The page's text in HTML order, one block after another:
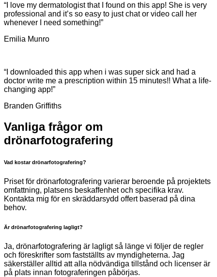
“I love my dermatologist that I found on this app! She is very
professional and it’s so easy to just chat or video call her
whenever I need something!”
Emilia Munro
“I downloaded this app when i was super sick and had a
doctor write me a prescription within 15 minutes!! What a life-
changing app!”
Branden Griffiths
Vanliga frågor om
drönarfotografering
Vad kostar drönarfotografering?
Priset för drönarfotografering varierar beroende på projektets
omfattning, platsens beskaffenhet och specifika krav.
Kontakta mig för en skräddarsydd offert baserad på dina
behov.
Är drönarfotografering lagligt?
Ja, drönarfotografering är lagligt så länge vi följer de regler
och föreskrifter som fastställts av myndigheterna. Jag
säkerställer alltid att alla nödvändiga tillstånd och licenser är
på plats innan fotograferingen påbörjas.